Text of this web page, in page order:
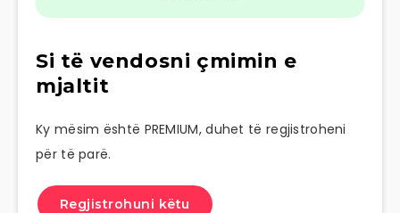
Si të vendosni çmimin e
mjaltit
Ky mësim është PREMIUM, duhet të regjistroheni
për të parë.
Regjistrohuni këtu